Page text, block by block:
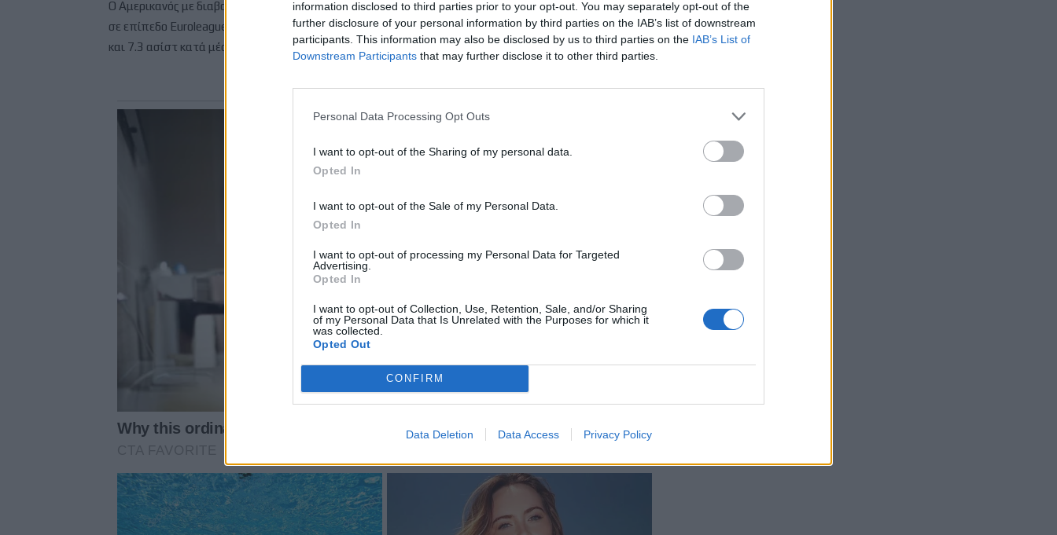
information disclosed to third parties prior to your opt-out. You may separately opt-out of the
further disclosure of your personal information by third parties on the IAB’s list of downstream
participants. This information may also be disclosed by us to third parties on the IAB’s List of
Downstream Participants that may further disclose it to other third parties.
Personal Data Processing Opt Outs
I want to opt-out of the Sharing of my personal data.
Opted In
I want to opt-out of the Sale of my Personal Data.
Opted In
I want to opt-out of processing my Personal Data for Targeted
Advertising.
Opted In
I want to opt-out of Collection, Use, Retention, Sale, and/or Sharing
of my Personal Data that Is Unrelated with the Purposes for which it
was collected.
Opted Out
CONFIRM
Data Deletion Data Access Privacy Policy
Ο Αμερικανός με διαβατήριο της Βόρειας Μακεδονίας, Τι Τζέι Σορτς, έβγαλε μάτια στην πρώτη του σεζόν
σε επίπεδο Euroleague, όντας μέλος της καλύτερης πεντάδας και μετρώντας 19 πόντους, 2.6 ριμπάουντ
και 7.3 ασίστ κατά μέσο όρο σε 37 παιχνίδια στη διοργάνωση.